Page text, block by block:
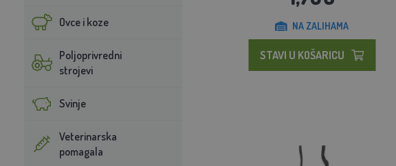
Ovce i koze
Poljoprivredni
strojevi
Svinje
Veterinarska
pomagala
NA ZALIHAMA
STAVI U KOŠARICU